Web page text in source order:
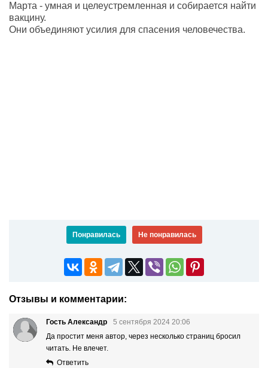
Марта - умная и целеустремленная и собирается найти
вакцину.
Они объединяют усилия для спасения человечества.
Понравилась Не понравилась
Отзывы и комментарии:
Гость Александр
5 сентября 2024 20:06
Да простит меня автор, через несколько страниц бросил
читать. Не влечет.
Ответить